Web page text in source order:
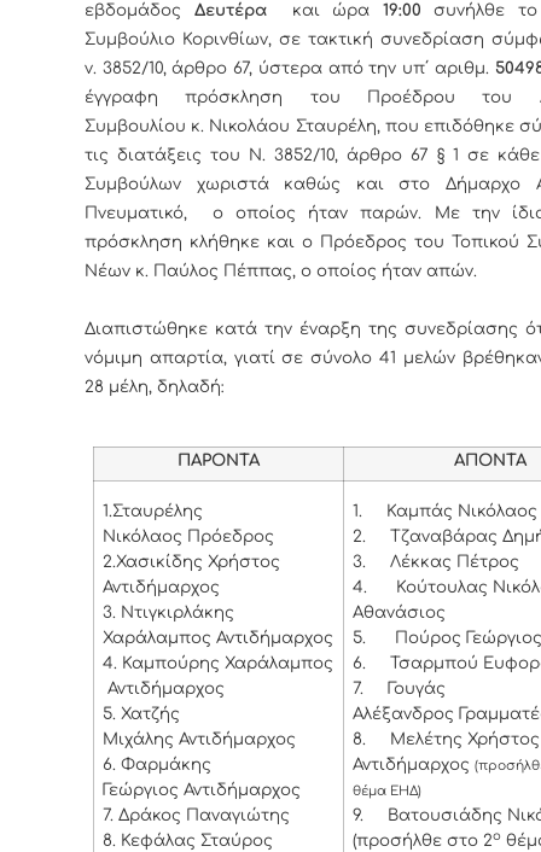
εβδομάδος Δευτέρακαι ώρα 19:00 συνήλθε το
Συμβούλιο Κορινθίων, σε τακτική συνεδρίαση
ν. 3852/10, άρθρο 67, ύστερα από την υπ΄ αριθμ.
έγγραφη πρόσκληση του Προέδρου του
Συμβουλίου κ. Νικολάου Σταυρέλη, που επιδόθηκε
τις διατάξεις του Ν. 3852/10, άρθρο 67 § 1 σε
Συμβούλων χωριστά καθώς και στο Δήμαρχο
Πνευματικό, ο οποίος ήταν παρών. Με την
πρόσκληση κλήθηκε και ο Πρόεδρος του Τοπικού
Νέων κ. Παύλος Πέππας, ο οποίος ήταν απών.
Διαπιστώθηκε κατά την έναρξη της συνεδρίασης
νόμιμη απαρτία, γιατί σε σύνολο 41 μελών
28 μέλη, δηλαδή:
ΠΑΡΟΝΤΑ ΑΠΟΝΤΑ
1.Σταυρέλης
Νικόλαος Πρόεδρος
2.Χασικίδης Χρήστος
Αντιδήμαρχος
3. Ντιγκιρλάκης
Χαράλαμπος Αντιδήμαρχος
4. Καμπούρης Χαράλαμπος
Αντιδήμαρχος
5. Χατζής
Μιχάλης Αντιδήμαρχος
6. Φαρμάκης
Γεώργιος Αντιδήμαρχος
7. Δράκος Παναγιώτης
8. Κεφάλας Σταύρος
1.
Καμπάς Νικόλαος
2.
Τζαναβάρας
3.
Λέκκας Πέτρος
4.
Κούτουλας
Αθανάσιος
5.
Πούρος
6.
Τσαρμπού
7.
Γουγάς
Αλέξανδρος
8.
Μελέτης
Αντιδήμαρχος
θέμα ΕΗΔ)
9.
Βατουσιάδης
(προσήλθε στο 2ο